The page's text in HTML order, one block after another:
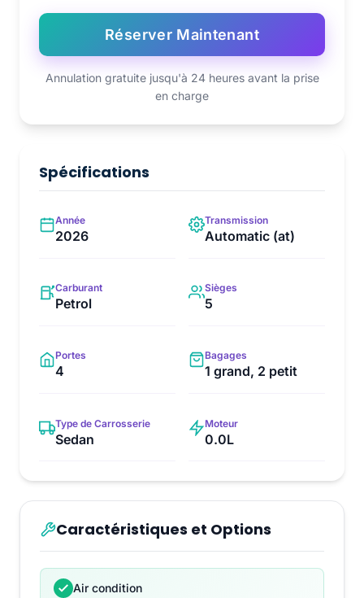
Réserver Maintenant
Annulation gratuite jusqu'à 24 heures avant la prise
en charge
Spécifications
Année
2026
Transmission
Automatic (at)
Carburant
Petrol
Sièges
5
Portes
4
Bagages
1 grand, 2 petit
Type de Carrosserie
Sedan
Moteur
0.0L
Caractéristiques et Options
Air condition